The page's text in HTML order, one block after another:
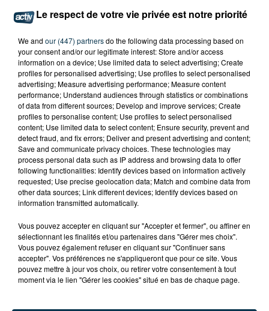
SAINT-ETIENNE : UN ENFANT DÉCÈDE APRÈS
UNE CHUTE DU 8E ÉTAGE
Le respect de votre vie privée est notre priorité
We and our (447) partnersdo the following data processing based on
your consent and/or our legitimate interest: Store and/or access
information on a device; Use limited data to select advertising; Create
profiles for personalised advertising; Use profiles to select personalised
advertising; Measure advertising performance; Measure content
performance; Understand audiences through statistics or combinations
of data from different sources; Develop and improve services; Create
profiles to personalise content; Use profiles to select personalised
content; Use limited data to select content; Ensure security, prevent and
detect fraud, and fix errors; Deliver and present advertising and content;
Save and communicate privacy choices. These technologies may
process personal data such as IP address and browsing data to offer
following functionalities: Identify devices based on information actively
requested; Use precise geolocation data; Match and combine data from
other data sources; Link different devices; Identify devices based on
information transmitted automatically.
Vous pouvez accepter en cliquant sur "Accepter et fermer", ou affiner en
sélectionnant les finalités et/ou partenaires dans "Gérer mes choix".
Vous pouvez également refuser en cliquant sur "Continuer sans
accepter". Vos préférences ne s'appliqueront que pour ce site. Vous
pouvez mettre à jour vos choix, ou retirer votre consentement à tout
moment via le lien "Gérer les cookies" situé en bas de chaque page.